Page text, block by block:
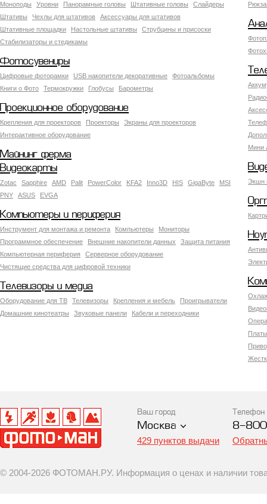
Моноподы Уровни Панорамные головы Штативные головы
Слайдеры
Штативы
Чехлы для штативов
Аксессуары для штативов
Штативные площадки
Настольные штативы
Струбцины и присоски
Стабилизаторы и стедикамы
Фотосувениры
Цифровые фоторамки USB накопители декоративные
Фотоальбомы
Книги о Фото
Термокружки Глобусы Барометры
Мини
Проекционное оборудование
Крепления для проекторов Проекторы
Экраны для проекторов
Интерактивное оборудование
Майнинг ферма
Экшн
Видеокарты
Zotac Sapphire AMD Palit PowerColor KFA2 Inno3D HIS GigaByte
MSI
PNY
ASUS EVGA
Компьютеры и периферия
Инструмент для монтажа и ремонта Компьютеры
Мониторы
Программное обеспечение
Внешние накопители данных
Защита питания
Компьютерная периферия
Серверное оборудование
Чистящие средства для цифровой техники
Телевизоры и медиа
Оборудование для ТВ Телевизоры Крепления и мебель
Проигрыватели
Домашние кинотеатры
Звуковые панели Кабели и переходники
Ваш город
Москва
429 пунктов выдачи
Телефон
8-
© 2004-2026 ФОТОМАН.РУ. Информация о ценах и наличии